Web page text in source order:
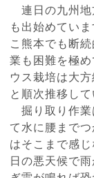
連日の九州地
も出始めてい
こ熊本でも断
業も困難を極
ウス栽培は大
と順次推移して
掘り取り作業
て水に腰まで
はそこまで感
日の悪天候で